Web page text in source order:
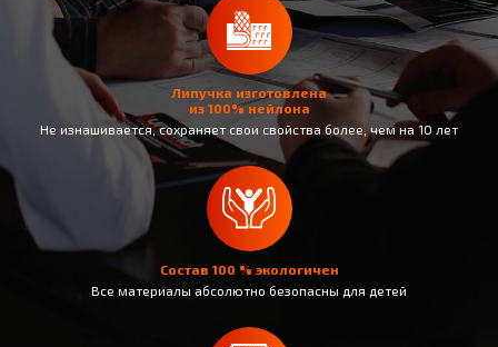
Липучка изготовлена
из 100% нейлона
Не изнашивается, сохраняет свои свойства более, чем на 10 лет
Состав 100 % экологичен
Все материалы абсолютно безопасны для детей